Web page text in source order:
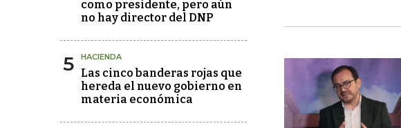
como presidente, pero aún
no hay director del DNP
5 HACIENDA
Las cinco banderas rojas que
hereda el nuevo gobierno en
materia económica